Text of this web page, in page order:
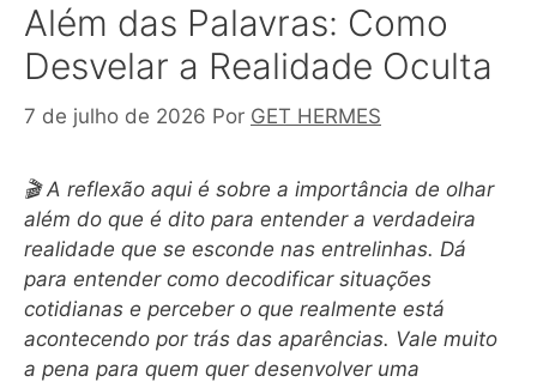
Além das Palavras: Como
Desvelar a Realidade Oculta
7 de julho de 2026 Por GET HERMES
🎬 A reflexão aqui é sobre a importância de olhar
além do que é dito para entender a verdadeira
realidade que se esconde nas entrelinhas. Dá
para entender como decodificar situações
cotidianas e perceber o que realmente está
acontecendo por trás das aparências. Vale muito
a pena para quem quer desenvolver uma